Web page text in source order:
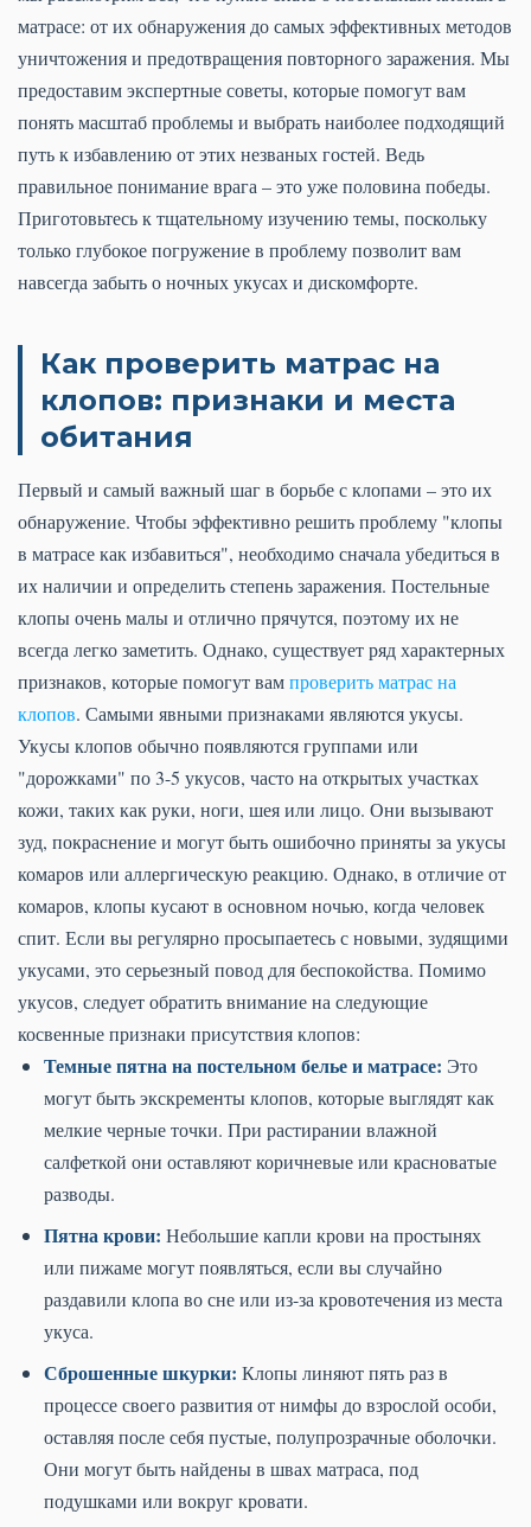
матрасе: от их обнаружения до самых эффективных методов
уничтожения и предотвращения повторного заражения. Мы
предоставим экспертные советы, которые помогут вам
понять масштаб проблемы и выбрать наиболее подходящий
путь к избавлению от этих незваных гостей. Ведь
правильное понимание врага – это уже половина победы.
Приготовьтесь к тщательному изучению темы, поскольку
только глубокое погружение в проблему позволит вам
навсегда забыть о ночных укусах и дискомфорте.
Как проверить матрас на
клопов: признаки и места
обитания
Первый и самый важный шаг в борьбе с клопами – это их
обнаружение. Чтобы эффективно решить проблему "клопы
в матрасе как избавиться", необходимо сначала убедиться в
их наличии и определить степень заражения. Постельные
клопы очень малы и отлично прячутся, поэтому их не
всегда легко заметить. Однако, существует ряд характерных
признаков, которые помогут вампроверить матрас на
клопов. Самыми явными признаками являются укусы.
Укусы клопов обычно появляются группами или
"дорожками" по 3-5 укусов, часто на открытых участках
кожи, таких как руки, ноги, шея или лицо. Они вызывают
зуд, покраснение и могут быть ошибочно приняты за укусы
комаров или аллергическую реакцию. Однако, в отличие от
комаров, клопы кусают в основном ночью, когда человек
спит. Если вы регулярно просыпаетесь с новыми, зудящими
укусами, это серьезный повод для беспокойства. Помимо
укусов, следует обратить внимание на следующие
косвенные признаки присутствия клопов:
Темные пятна на постельном белье и матрасе: Это
могут быть экскременты клопов, которые выглядят как
мелкие черные точки. При растирании влажной
салфеткой они оставляют коричневые или красноватые
разводы.
Пятна крови: Небольшие капли крови на простынях
или пижаме могут появляться, если вы случайно
раздавили клопа во сне или из-за кровотечения из места
укуса.
Сброшенные шкурки: Клопы линяют пять раз в
процессе своего развития от нимфы до взрослой особи,
оставляя после себя пустые, полупрозрачные оболочки.
Они могут быть найдены в швах матраса, под
подушками или вокруг кровати.